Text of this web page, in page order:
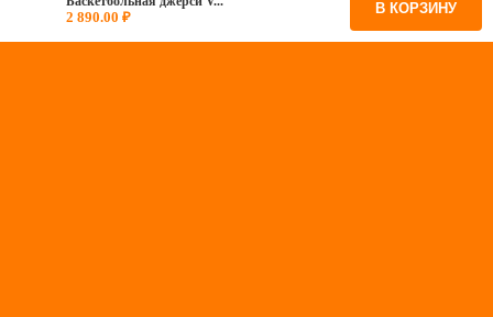
2 890.00 ₽ В КОРЗИНУ